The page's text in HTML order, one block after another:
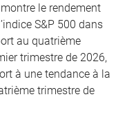
le rendement
S&P 500 dans
au quatrième
trimestre de 2026,
à une tendance à la
trimestre de